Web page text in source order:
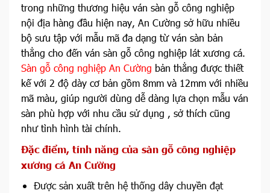
trong những thương hiệu ván sàn gỗ công nghiệp
nội địa hàng đầu hiện nay, An Cường sở hữu nhiều
bộ sưu tập với mẫu mã đa dạng từ ván sàn bản
thẳng cho đến ván sàn gỗ công nghiệp lát xương cá.
Sàn gỗ công nghiệp An Cường bản thẳng được thiết
kế với 2 độ dày cơ bản gồm 8mm và 12mm với nhiều
mã màu, giúp người dùng dễ dàng lựa chọn mẫu ván
sàn phù hợp với nhu cầu sử dụng , sở thích cũng
như tình hình tài chính.
Đặc điểm, tính năng của sàn gỗ công nghiệp
xương cá An Cường
Được sản xuất trên hệ thống dây chuyền đạt